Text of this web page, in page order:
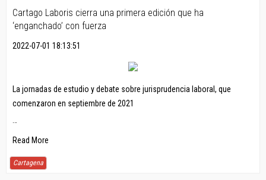
Cartago Laboris cierra una primera edición que ha
‘enganchado’ con fuerza
2022-07-01 18:13:51
La jornadas de estudio y debate sobre jurisprudencia laboral, que
comenzaron en septiembre de 2021
Read More
Cartagena